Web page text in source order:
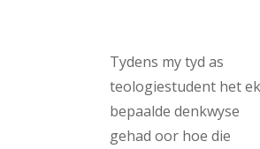
Tydens my tyd as
teologiestudent het ek
bepaalde denkwyse
gehad oor hoe die